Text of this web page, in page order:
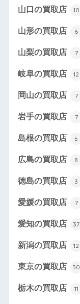
山口の買取店 10
山形の買取店 6
山梨の買取店 7
岐阜の買取店 12
岡山の買取店 7
岩手の買取店 7
島根の買取店 5
広島の買取店 8
徳島の買取店 3
愛媛の買取店 7
愛知の買取店 37
新潟の買取店 12
東京の買取店 50
栃木の買取店 11